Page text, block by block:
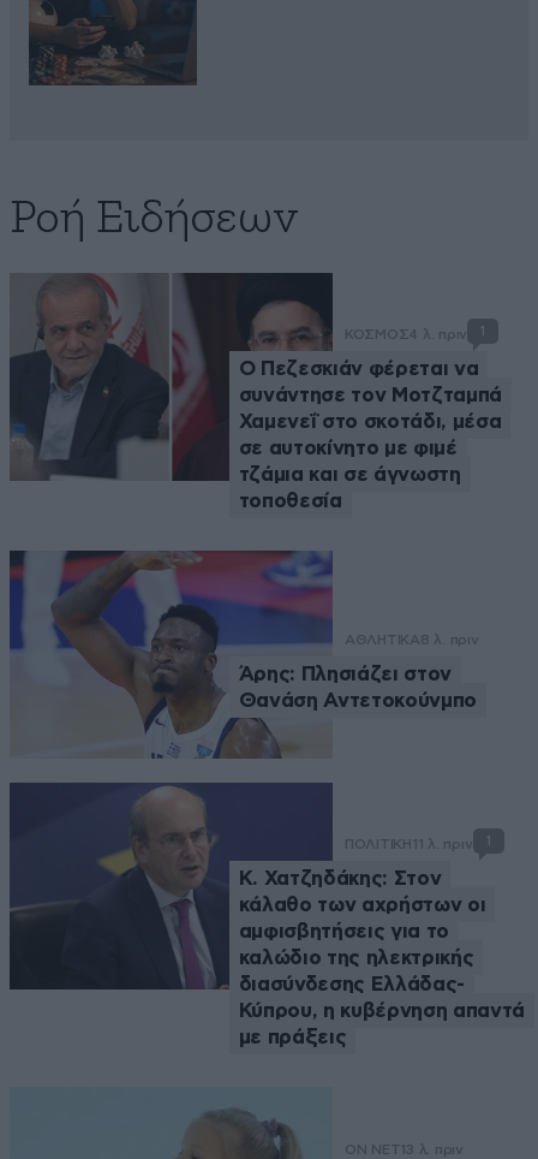
Ροή Ειδήσεων
ΚΟΣΜΟΣ4 λ. πριν
Ο Πεζεσκιάν φέρεται να
συνάντησε τον Μοτζταμπά
Χαμενεΐ στο σκοτάδι, μέσα
σε αυτοκίνητο με φιμέ
τζάμια και σε άγνωστη
τοποθεσία
ΑΘΛΗΤΙΚΑ8 λ. πριν
Άρης: Πλησιάζει στον
Θανάση Αντετοκούνμπο
ΠΟΛΙΤΙΚΗ 11 λ. πριν 1
Κ. Χατζηδάκης: Στον
κάλαθο των αχρήστων οι
αμφισβητήσεις για το
καλώδιο της ηλεκτρικής
διασύνδεσης Ελλάδας-
Κύπρου, η κυβέρνηση απαντά
με πράξεις
ON NET 13 λ. πριν